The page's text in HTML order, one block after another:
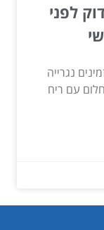
לפני
נגרייה
עם ריח